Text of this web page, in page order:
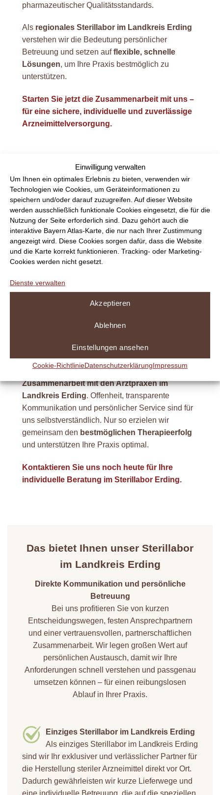
Einwilligung verwalten
Um Ihnen ein optimales Erlebnis zu bieten, verwenden wir
Technologien wie Cookies, um Geräteinformationen zu
speichern und/oder darauf zuzugreifen. Auf dieser Website
werden ausschließlich funktionale Cookies eingesetzt, die für die
Nutzung der Seite erforderlich sind. Dazu gehört auch die
interaktive Bayern Atlas-Karte, die nur nach Ihrer Zustimmung
angezeigt wird. Diese Cookies sorgen dafür, dass die Website
und die Karte korrekt funktionieren. Tracking- oder Marketing-
Cookies werden nicht gesetzt.
Dienste verwalten
Akzeptieren
Ablehnen
Einstellungen ansehen
Cookie-RichtlinieDatenschutzerklärungImpressum
pharmazeutischer Qualitätsstandards.
Als regionales Sterillabor im Landkreis Erding
verstehen wir die Bedeutung persönlicher
Betreuung und setzen aufflexible, schnelle
Lösungen, um Ihre Praxis bestmöglich zu
unterstützen.
Starten Sie jetzt die Zusammenarbeit mit uns –
für eine sichere, individuelle und zuverlässige
Arzneimittelversorgung.
Persönliche Beratung und
partnerschaftliche
Zusammenarbeit
Eine persönliche Beratung
ist für uns der
Schlüssel zu einer erfolgreichen und sicheren
Arzneimittelversorgung
Anforderungen präzise umsetzen
auf Veränderungen reagieren
, die optimal auf die Bedürfnisse
Darüber hinaus setzen wir auf eine
vertrauensvolle und langfristige
Zusammenarbeit mit den Arztpraxen im
Landkreis Erding. Offenheit, transparente
Kommunikation und persönlicher Service sind für
uns selbstverständlich. Nur so erzielen wir
gemeinsam den bestmöglichen Therapieerfolg
und unterstützen Ihre Praxis optimal.
Kontaktieren Sie uns noch heute für Ihre
individuelle Beratung im Sterillabor Erding.
Das bietet Ihnen unser Sterillabor
im Landkreis Erding
Direkte Kommunikation und persönliche
Betreuung
Bei uns profitieren Sie von kurzen
Entscheidungswegen, festen Ansprechpartnern
und einer vertrauensvollen, partnerschaftlichen
Zusammenarbeit. Wir legen großen Wert auf
persönlichen Austausch, damit wir Ihre
Anforderungen schnell verstehen und passgenau
umsetzen können – für einen reibungslosen
Ablauf in Ihrer Praxis.
Einziges Sterillabor im Landkreis Erding
Als einziges Sterillabor im Landkreis Erding
sind wir Ihr exklusiver und verlässlicher Partner für
die Herstellung steriler Arzneimittel direkt vor Ort.
Dadurch gewährleisten wir kurze Lieferwege und